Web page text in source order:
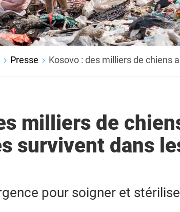
Presse Kosovo : des milliers de chiens
milliers de
survivent dans
pour soigner et